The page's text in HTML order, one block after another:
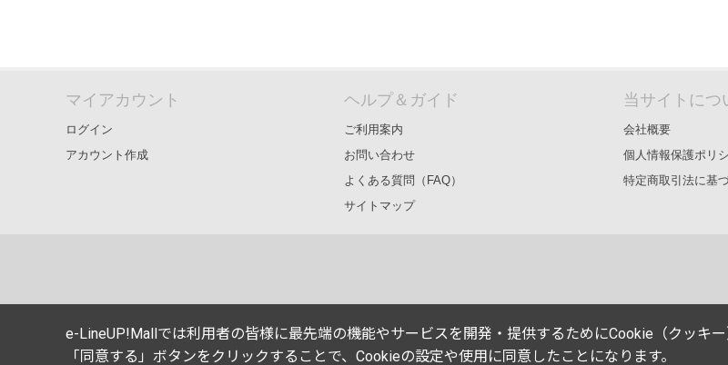
マイアカウント
ログイン
アカウント作成
ヘルプ＆ガイド
ご利用案内
お問い合わせ
よくある質問（FAQ）
サイトマップ
当サイトにつ
会社概要
個人情報保護ポリ
特定商取引法に基
e-LineUP!Mallでは利用者の皆様に最先端の機能やサービスを開発・提供するためにCookie（クッキー
「同意する」ボタンをクリックすることで、Cookieの設定や使用に同意したことになります。